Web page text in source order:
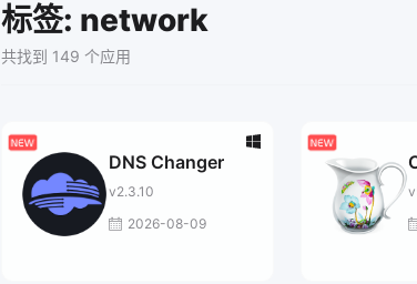
标签: network
共找到 149 个应用
DNS Changer
v2.3.10
2026-08-09